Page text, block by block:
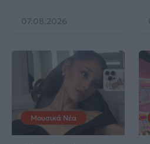
07.08.2026
Μουσικά Νέα